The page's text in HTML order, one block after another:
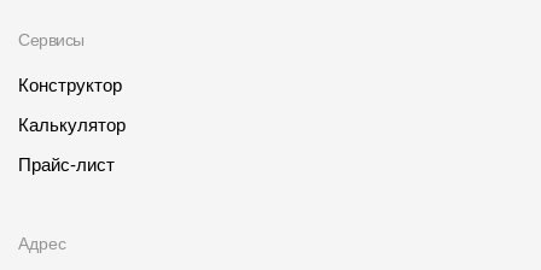
Сервисы
Конструктор
Калькулятор
Прайс-лист
Адрес